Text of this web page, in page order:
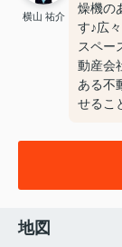
横山 祐介
燥機の
す♪広
スペー
動産会
ある不
せるこ
地図